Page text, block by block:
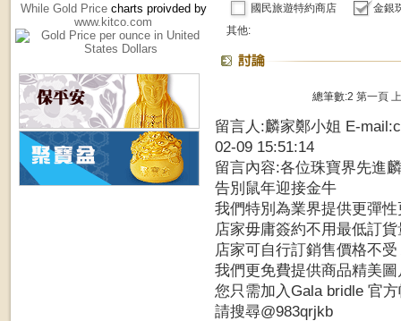
While Gold Pricecharts proivded by
www.kitco.com
國民旅遊特約商店
金銀
其他:
總筆數:2 第一頁
留言人:麟家鄭小姐 E-
02-09 15:51:14
留言內容:各位珠寶界先進
告別鼠年迎接金牛
我們特別為業界提供更彈
店家毋庸簽約不用最低訂
店家可自行訂銷售價格不
我們更免費提供商品精美
您只需加入Gala bridle 官
請搜尋@983qrjkb